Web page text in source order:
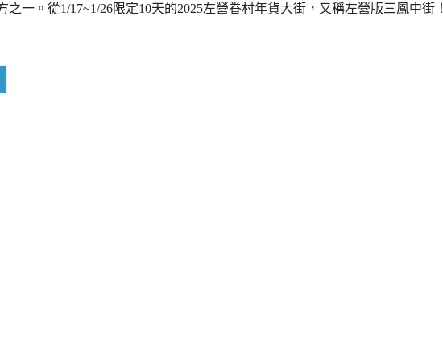
一。從1/17~1/26限定10天的2025左營眷村年貨大街，又稱左營版三鳳中街！